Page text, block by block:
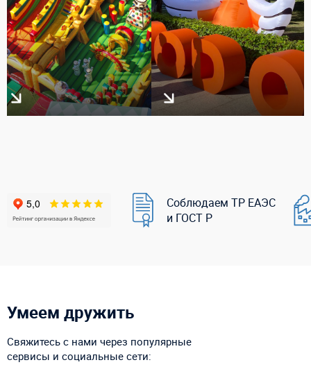
Соблюдаем ТР ЕАЭС
и ГОСТ Р
Умеем дружить
Свяжитесь с нами через популярные
сервисы и социальные сети: